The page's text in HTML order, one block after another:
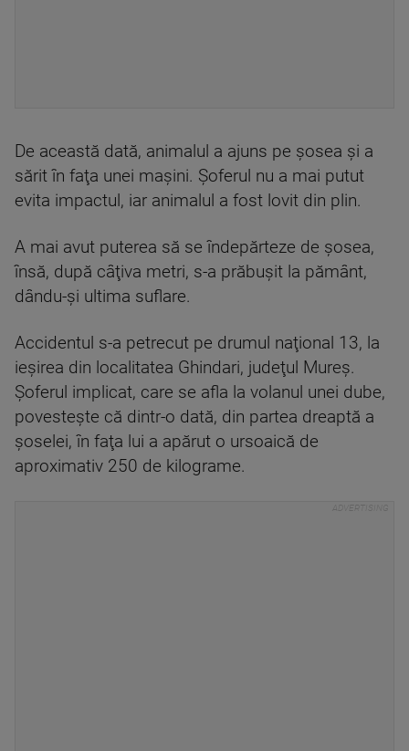
De această dată, animalul a ajuns pe şosea şi a
sărit în faţa unei maşini. Şoferul nu a mai putut
evita impactul, iar animalul a fost lovit din plin.
A mai avut puterea să se îndepărteze de şosea,
însă, după câţiva metri, s-a prăbuşit la pământ,
dându-şi ultima suflare.
Accidentul s-a petrecut pe drumul naţional 13, la
ieşirea din localitatea Ghindari, judeţul Mureş.
Şoferul implicat, care se afla la volanul unei dube,
povesteşte că dintr-o dată, din partea dreaptă a
şoselei, în faţa lui a apărut o ursoaică de
aproximativ 250 de kilograme.